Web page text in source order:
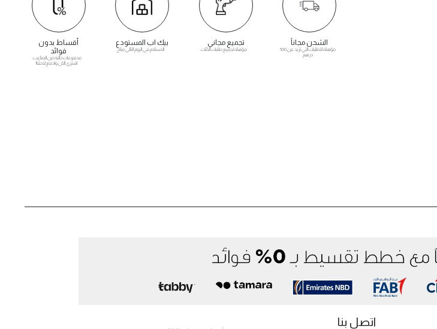
الشحن مجاناً
مؤهلة للطلبات التي تزيد عن 500
درهم
تجميع مجاني
مؤهلة لجميع طلبات الأثاث
بيك اب المستودع
الاستلام في اليوم التالي متاح
أقساط بدون
فوائد
مدفوعات خالية من المتاعب.
اشتري الآن وادفع لاحقًا!
اتصل بنا